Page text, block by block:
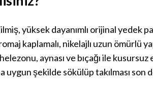
yüksek dayanımlı orijinal yedek
kaplamalı, nikelajlı uzun ömürlü
aynası ve bıçağı ile
uygun şekilde sökülüp takılması son